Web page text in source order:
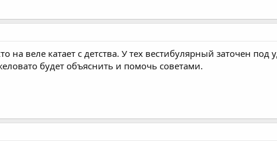
на веле катает с детства. У тех вестибулярный заточен
будет объяснить и помочь советами.